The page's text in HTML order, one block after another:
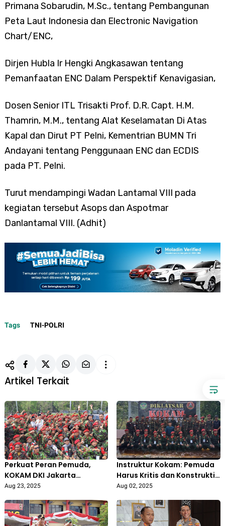
Primana Sobarudin, M.Sc., tentang Pembangunan
Peta Laut Indonesia dan Electronic Navigation
Chart/ENC,
Dirjen Hubla Ir Hengki Angkasawan tentang
Pemanfaatan ENC Dalam Perspektif Kenavigasian,
Dosen Senior ITL Trisakti Prof. D.R. Capt. H.M.
Thamrin, M.M., tentang Alat Keselamatan Di Atas
Kapal dan Dirut PT Pelni, Kementrian BUMN Tri
Andayani tentang Penggunaan ENC dan ECDIS
pada PT. Pelni.
Turut mendampingi Wadan Lantamal VIII pada
kegiatan tersebut Asops dan Aspotmar
Danlantamal VIII. (Adhit)
Tags TNI-POLRI
Artikel Terkait
Perkuat Peran Pemuda,
KOKAM DKI Jakarta
Nyatakan Dukungan Penuh
Aug 23, 2025
Instruktur Kokam: Pemuda
Harus Kritis dan Konstruktif
dalam Bangun Bangsa
Aug 02, 2025